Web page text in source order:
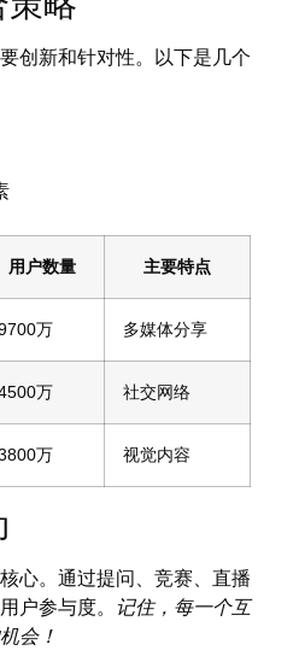
创新和针对性。以下是几个
用户数量 主要特点
万 多媒体分享
万 社交网络
万 视觉内容
心。通过提问、竞赛、直播
户参与度。
记住，每一个互
会！